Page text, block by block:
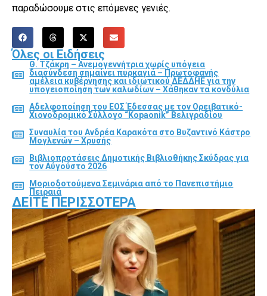
παραδώσουμε στις επόμενες γενιές.
Όλες οι Ειδήσεις
Θ. Τζάκρη – Ανεμογεννήτρια χωρίς υπόγεια
διασύνδεση σημαίνει πυρκαγιά – Πρωτοφανής
αμέλεια κυβέρνησης και ιδιωτικού ΔΕΔΔΗΕ για την
υπογειοποίηση των καλωδίων – Χάθηκαν τα κονδύλια
Αδελφοποίηση του ΕΟΣ Έδεσσας με τον Ορειβατικό-
Χιονοδρομικό Σύλλογο “Kopaonik” Βελιγραδίου
Συναυλία του Ανδρέα Καρακότα στο Βυζαντινό Κάστρο
Μογλενών – Χρυσής
Βιβλιοπροτάσεις Δημοτικής Βιβλιοθήκης Σκύδρας για
τον Αύγούστο 2026
Μοριοδοτούμενα Σεμινάρια από το Πανεπιστήμιο
Πειραιά
ΔΕΊΤΕ ΠΕΡΙΣΣΌΤΕΡΑ